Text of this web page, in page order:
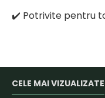
✔️ Potrivite pentru
CELE MAI VIZUALIZATE